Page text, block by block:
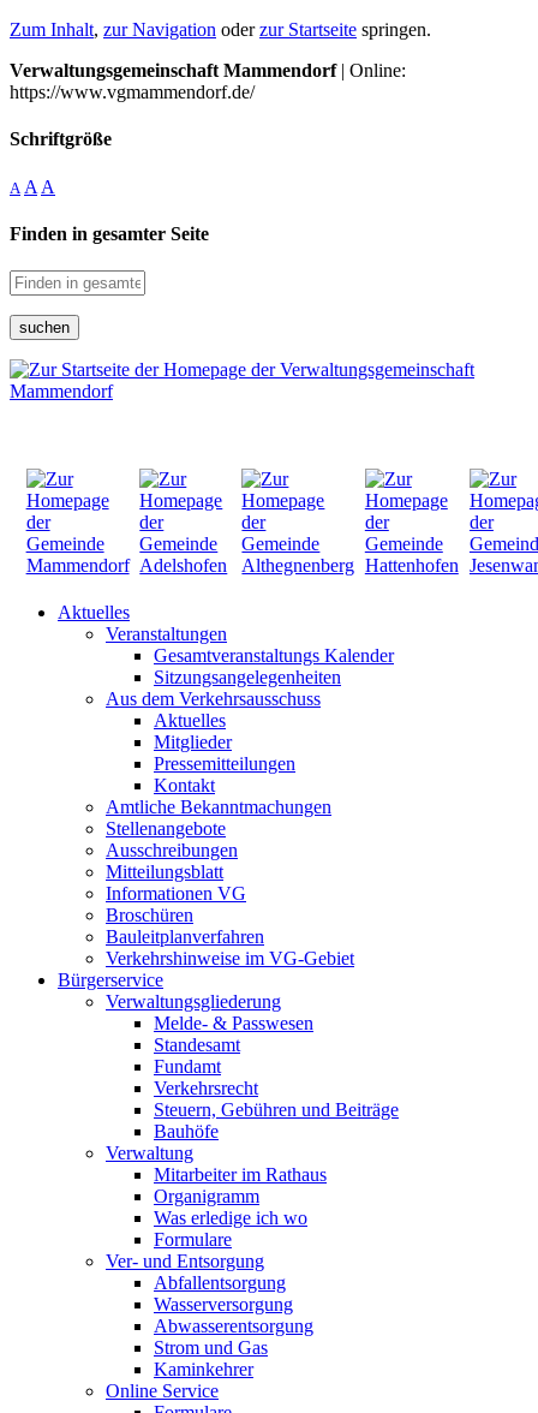
Zum Inhalt, zur Navigation oderzur Startseite springen.
Verwaltungsgemeinschaft Mammendorf| Online:
https://www.vgmammendorf.de/
Schriftgröße
A A A
Finden in gesamter Seite
suchen
Aktuelles
Veranstaltungen
Gesamtveranstaltungs Kalender
Sitzungsangelegenheiten
Aus dem Verkehrsausschuss
Aktuelles
Mitglieder
Pressemitteilungen
Kontakt
Amtliche Bekanntmachungen
Stellenangebote
Ausschreibungen
Mitteilungsblatt
Informationen VG
Broschüren
Bauleitplanverfahren
Verkehrshinweise im VG-Gebiet
Bürgerservice
Verwaltungsgliederung
Melde- & Passwesen
Standesamt
Fundamt
Verkehrsrecht
Steuern, Gebühren und Beiträge
Bauhöfe
Verwaltung
Mitarbeiter im Rathaus
Organigramm
Was erledige ich wo
Formulare
Ver- und Entsorgung
Abfallentsorgung
Wasserversorgung
Abwasserentsorgung
Strom und Gas
Kaminkehrer
Online Service